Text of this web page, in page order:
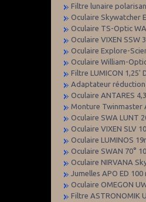
Filtre lunaire
Oculaire Skywatcher
Oculaire TS-Optic
Oculaire VIXEN SSW
Oculaire Explore-
Oculaire William-
Filtre LUMICON 1,25'
Adaptateur réduction
Oculaire ANTARES
Monture Twinmaster
Oculaire SWA LUNT
Oculaire VIXEN SLV
Oculaire LUMINOS
Oculaire SWAN 70°
Oculaire NIRVANA
Jumelles APO ED
Oculaire OMEGON
Filtre ASTRONOMIK